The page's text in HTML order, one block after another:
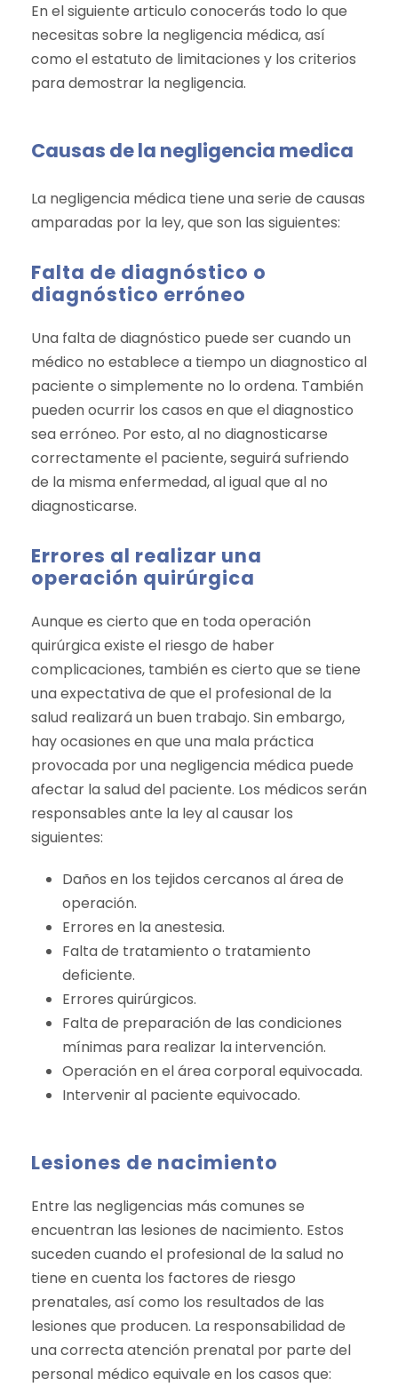
En el siguiente articulo conocerás todo lo que
necesitas sobre la negligencia médica, así
como el estatuto de limitaciones y los criterios
para demostrar la negligencia.
Causas de la negligencia medica
La negligencia médica tiene una serie de causas
amparadas por la ley, que son las siguientes:
Falta de diagnóstico o
diagnóstico erróneo
Una falta de diagnóstico puede ser cuando un
médico no establece a tiempo un diagnostico al
paciente o simplemente no lo ordena. También
pueden ocurrir los casos en que el diagnostico
sea erróneo. Por esto, al no diagnosticarse
correctamente el paciente, seguirá sufriendo
de la misma enfermedad, al igual que al no
diagnosticarse.
Errores al realizar una
operación quirúrgica
Aunque es cierto que en toda operación
quirúrgica existe el riesgo de haber
complicaciones, también es cierto que se tiene
una expectativa de que el profesional de la
salud realizará un buen trabajo. Sin embargo,
hay ocasiones en que una mala práctica
provocada por una negligencia médica puede
afectar la salud del paciente. Los médicos serán
responsables ante la ley al causar los
siguientes:
Daños en los tejidos cercanos al área de
operación.
Errores en la anestesia.
Falta de tratamiento o tratamiento
deficiente.
Errores quirúrgicos.
Falta de preparación de las condiciones
mínimas para realizar la intervención.
Operación en el área corporal equivocada.
Intervenir al paciente equivocado.
Lesiones de nacimiento
Entre las negligencias más comunes se
encuentran las lesiones de nacimiento. Estos
suceden cuando el profesional de la salud no
tiene en cuenta los factores de riesgo
prenatales, así como los resultados de las
lesiones que producen. La responsabilidad de
una correcta atención prenatal por parte del
personal médico equivale en los casos que: